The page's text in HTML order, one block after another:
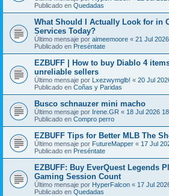
Publicado en Quedadas
What Should I Actually Look for in
Services Today?
Último mensaje por aimeemoore « 21 Jul
Publicado en Preséntate
EZBUFF | How to buy Diablo 4
unreliable sellers
Último mensaje por Lxezwymglb! « 20 Jul
Publicado en Coñas y Paridas
Busco schnauzer mini macho
Último mensaje por Irene.GR « 18 Jul 2026
Publicado en Compro perro
EZBUFF Tips for Better MLB The
Último mensaje por FutureMapper « 17 Jul
Publicado en Preséntate
EZBUFF: Buy EverQuest Legends
Gaming Session Count
Último mensaje por HyperFalcon « 17 Jul
Publicado en Quedadas